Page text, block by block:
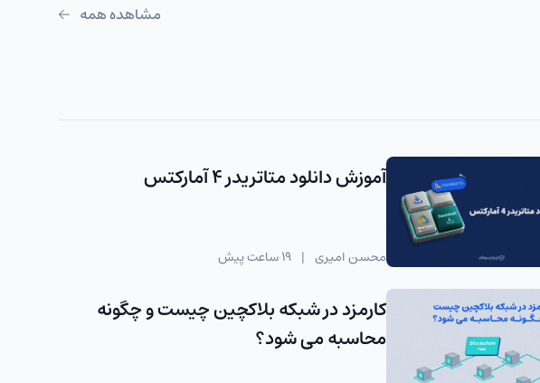
مشاهده همه
آموزش دانلود متاتریدر 4 آمارکتس
محسن امیری | 19 ساعت پیش
کارمزد در شبکه بلاکچین چیست و چگونه
محاسبه می شود؟